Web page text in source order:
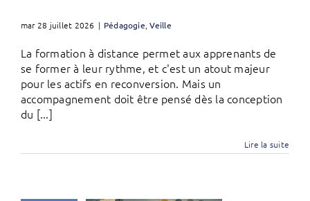
mar 28 juillet 2026 | Pédagogie ,Veille
La formation à distance permet aux apprenants de
se former à leur rythme, et c'est un atout majeur
pour les actifs en reconversion. Mais un
accompagnement doit être pensé dès la conception
du [...]
Lire la suite